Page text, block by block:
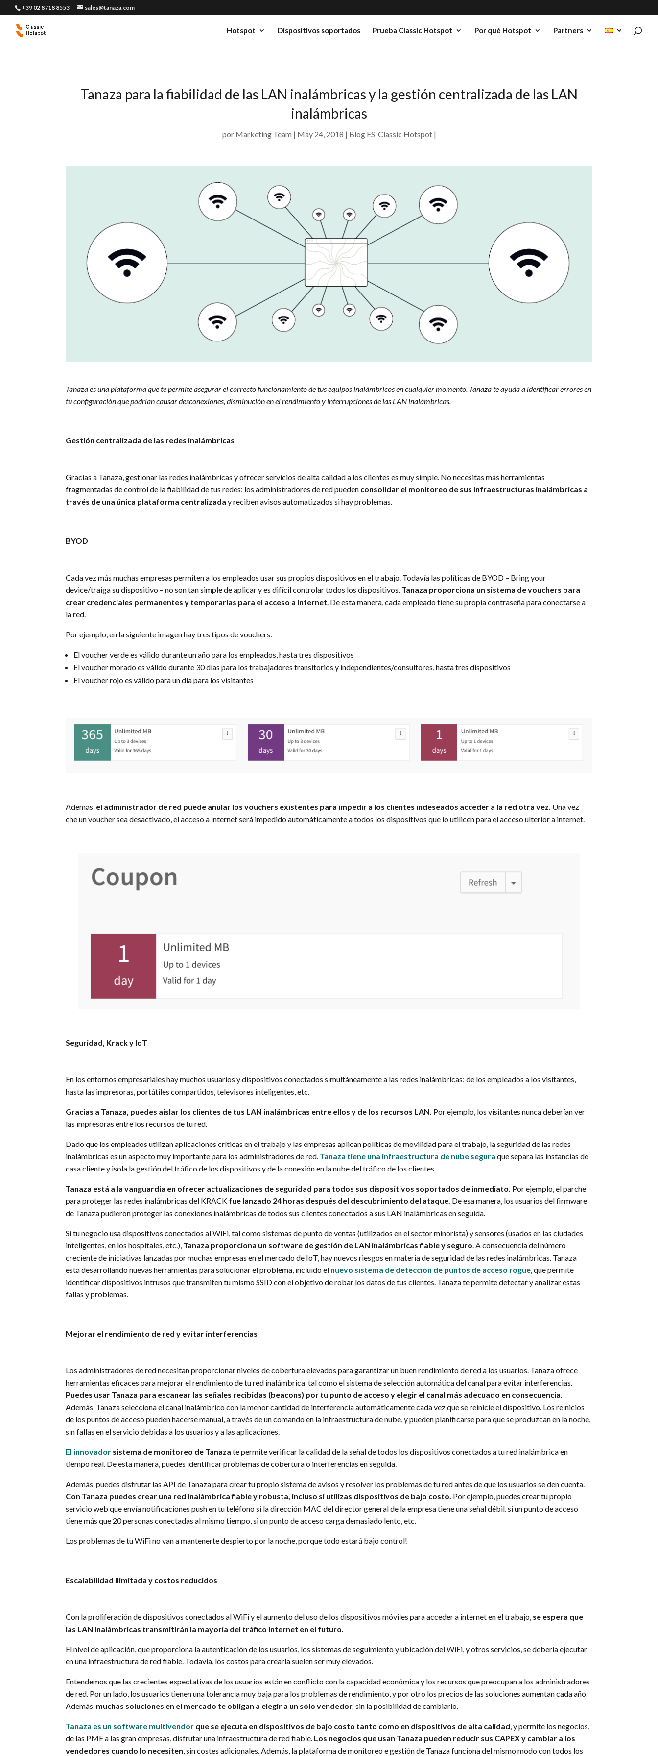
+39 02 8718 8553 sales@tanaza.com
Hotspot Dispositivos soportados Prueba Classic Hotspot Por qué Hotspot Partners
Tanaza para la fiabilidad de las LAN inalámbricas y la gestión centralizada de las LAN
inalámbricas
por Marketing Team May 24, 2018 Blog ES Classic Hotspot
Tanaza es una plataforma que te permite asegurar el correcto funcionamiento de tus equipos inalámbricos en cualquier momento. Tanaza te ayuda a identificar errores en
tu configuración que podrían causar desconexiones, disminución en el rendimiento y interrupciones de las LAN inalámbricas.
Gestión centralizada de las redes inalámbricas
Gracias a Tanaza, gestionar las redes inalámbricas y ofrecer servicios de alta calidad a los clientes es muy simple. No necesitas más herramientas
fragmentadas de control de la fiabilidad de tus redes: los administradores de red pueden consolidar el monitoreo de sus infraestructuras inalámbricas a
través de una única plataforma centralizada y reciben avisos automatizados si hay problemas.
BYOD
Cada vez más muchas empresas permiten a los empleados usar sus propios dispositivos en el trabajo. Todavía las políticas de BYOD – Bring your
device/traiga su dispositivo – no son tan simple de aplicar y es difícil controlar todos los dispositivos. Tanaza proporciona un sistema de vouchers para
crear credenciales permanentes y temporarias para el acceso a internet. De esta manera, cada empleado tiene su propia contraseña para conectarse a
la red.
Por ejemplo, en la siguiente imagen hay tres tipos de vouchers:
El voucher verde es válido durante un año para los empleados, hasta tres dispositivos
El voucher morado es válido durante 30 días para los trabajadores transitorios y independientes/consultores, hasta tres dispositivos
El voucher rojo es válido para un día para los visitantes
Además, el administrador de red puede anular los vouchers existentes para impedir a los clientes indeseados acceder a la red otra vez. Una vez
che un voucher sea desactivado, el acceso a internet serà impedido automáticamente a todos los dispositivos que lo utilicen para el acceso ulterior a internet.
Seguridad, Krack y IoT
En los entornos empresariales hay muchos usuarios y dispositivos conectados simultáneamente a las redes inalámbricas: de los empleados a los visitantes,
hasta las impresoras, portátiles compartidos, televisores inteligentes, etc.
Gracias a Tanaza, puedes aislar los clientes de tus LAN inalámbricas entre ellos y de los recursos LAN. Por ejemplo, los visitantes nunca deberían ver
las impresoras entre los recursos de tu red.
Dado que los empleados utilizan aplicaciones críticas en el trabajo y las empresas aplican políticas de movilidad para el trabajo, la seguridad de las redes
inalámbricas es un aspecto muy importante para los administradores de red. Tanaza tiene una infraestructura de nube segura que separa las instancias de
casa cliente y isola la gestión del tráfico de los dispositivos y de la conexión en la nube del tráfico de los clientes.
Tanaza está a la vanguardia en ofrecer actualizaciones de seguridad para todos sus dispositivos soportados de inmediato. Por ejemplo, el parche
para proteger las redes inalámbricas del KRACK fue lanzado 24 horas después del descubrimiento del ataque. De esa manera, los usuarios del firmware
de Tanaza pudieron proteger las conexiones inalámbricas de todos sus clientes conectados a sus LAN inalámbricas en seguida.
Si tu negocio usa dispositivos conectados al WiFi, tal como sistemas de punto de ventas (utilizados en el sector minorista) y sensores (usados en las ciudades
inteligentes, en los hospitales, etc.), Tanaza proporciona un software de gestión de LAN inalámbricas fiable y seguro . A consecuencia del número
creciente de iniciativas lanzadas por muchas empresas en el mercado de IoT, hay nuevos riesgos en materia de seguridad de las redes inalámbricas. Tanaza
está desarrollando nuevas herramientas para solucionar el problema, incluido el nuevo sistema de detección de puntos de acceso rogue , que permite
identificar dispositivos intrusos que transmiten tu mismo SSID con el objetivo de robar los datos de tus clientes. Tanaza te permite detectar y analizar estas
fallas y problemas.
Mejorar el rendimiento de red y evitar interferencias
Los administradores de red necesitan proporcionar niveles de cobertura elevados para garantizar un buen rendimiento de red a los usuarios. Tanaza ofrece
herramientas eficaces para mejorar el rendimiento de tu red inalámbrica, tal como el sistema de selección automática del canal para evitar interferencias.
Puedes usar Tanaza para escanear las señales recibidas (beacons) por tu punto de acceso y elegir el canal más adecuado en consecuencia.
Además, Tanaza selecciona el canal inalámbrico con la menor cantidad de interferencia automáticamente cada vez que se reinicie el dispositivo. Los reinicios
de los puntos de acceso pueden hacerse manual, a través de un comando en la infraestructura de nube, y pueden planificarse para que se produzcan en la noche,
sin fallas en el servicio debidas a los usuarios y a las aplicaciones.
El innovador sistema de monitoreo de Tanaza te permite verificar la calidad de la señal de todos los dispositivos conectados a tu red inalámbrica en
tiempo real. De esta manera, puedes identificar problemas de cobertura o interferencias en seguida.
Además, puedes disfrutar las API de Tanaza para crear tu propio sistema de avisos y resolver los problemas de tu red antes de que los usuarios se den cuenta.
Con Tanaza puedes crear una red inalámbrica fiable y robusta, incluso si utilizas dispositivos de bajo costo. Por ejemplo, puedes crear tu propio
servicio web que envía notificaciones push en tu teléfono si la dirección MAC del director general de la empresa tiene una señal débil, si un punto de acceso
tiene más que 20 personas conectadas al mismo tiempo, si un punto de acceso carga demasiado lento, etc.
Los problemas de tu WiFi no van a mantenerte despierto por la noche, porque todo estará bajo control!
Escalabilidad ilimitada y costos reducidos
Con la proliferación de dispositivos conectados al WiFi y el aumento del uso de los dispositivos móviles para acceder a internet en el trabajo, se espera que
las LAN inalámbricas transmitirán la mayoría del tráfico internet en el futuro.
El nivel de aplicación, que proporciona la autenticación de los usuarios, los sistemas de seguimiento y ubicación del WiFi, y otros servicios, se debería ejecutar
en una infraestructura de red fiable. Todavía, los costos para crearla suelen ser muy elevados.
Entendemos que las crecientes expectativas de los usuarios están en conflicto con la capacidad económica y los recursos que preocupan a los administradores
de red. Por un lado, los usuarios tienen una tolerancia muy baja para los problemas de rendimiento, y por otro los precios de las soluciones aumentan cada año.
Además, muchas soluciones en el mercado te obligan a elegir a un sólo vendedor, sin la posibilidad de cambiarlo.
Tanaza es un software multivendor que se ejecuta en dispositivos de bajo costo tanto como en dispositivos de alta calidad , y permite los negocios,
de las PME a las gran empresas, disfrutar una infraestructura de red fiable. Los negocios que usan Tanaza pueden reducir sus CAPEX y cambiar a los
vendedores cuando lo necesiten , sin costes adicionales. Además, la plataforma de monitoreo e gestión de Tanaza funciona del mismo modo con todos los